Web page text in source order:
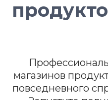
магазинов
повседневного